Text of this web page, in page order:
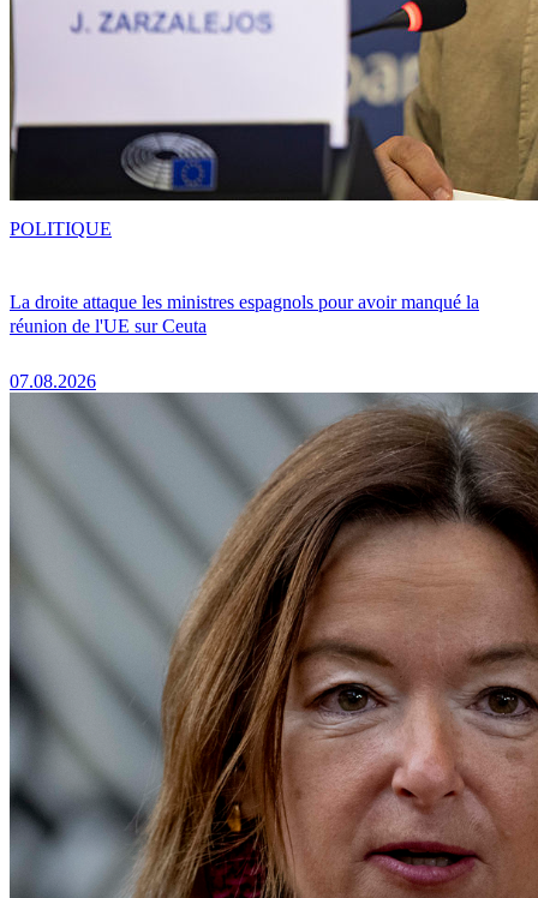
La droite attaque les ministres espagnols pour avoir manqué la
réunion de l'UE sur Ceuta
07.08.2026
POLITIQUE